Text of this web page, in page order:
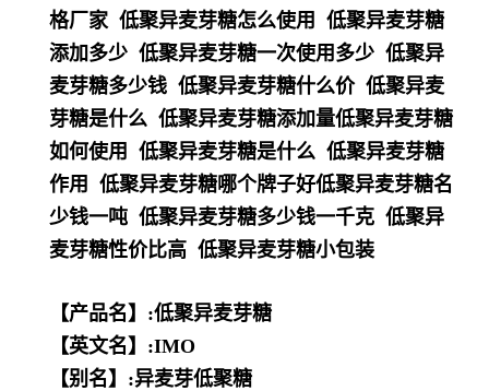
格厂家 低聚异麦芽糖怎么使用 低聚异麦芽糖
添加多少 低聚异麦芽糖一次使用多少 低聚异
麦芽糖多少钱 低聚异麦芽糖什么价 低聚异麦
芽糖是什么 低聚异麦芽糖添加量低聚异麦芽糖
如何使用 低聚异麦芽糖是什么 低聚异麦芽糖
作用 低聚异麦芽糖哪个牌子好低聚异麦芽糖名
少钱一吨 低聚异麦芽糖多少钱一千克 低聚异
麦芽糖性价比高 低聚异麦芽糖小包装
【产品名】:低聚异麦芽糖
【英文名】:IMO
【别名】:异麦芽低聚糖